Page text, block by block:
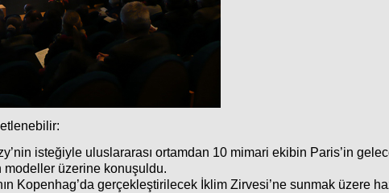
isteğiyle uluslararası ortamdan 10 mimari ekibin Paris’in
üzerine konuşuldu.
Kopenhag’da gerçekleştirilecek İklim Zirvesi’ne sunmak üzere